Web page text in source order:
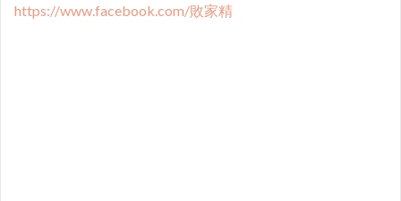
https://www.facebook.com/敗家精